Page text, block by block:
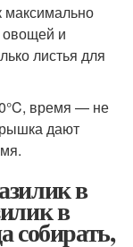
овощей и
листья для
время — не
дают
в
в
собирать,